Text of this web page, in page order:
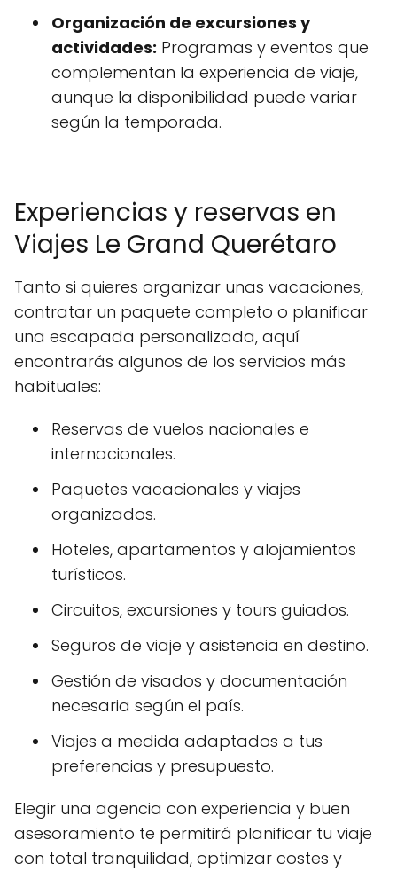
Organización de excursiones y
actividades: Programas y eventos que
complementan la experiencia de viaje,
aunque la disponibilidad puede variar
según la temporada.
Experiencias y reservas en
Viajes Le Grand Querétaro
Tanto si quieres organizar unas vacaciones,
contratar un paquete completo o planificar
una escapada personalizada, aquí
encontrarás algunos de los servicios más
habituales:
Reservas de vuelos nacionales e
internacionales.
Paquetes vacacionales y viajes
organizados.
Hoteles, apartamentos y alojamientos
turísticos.
Circuitos, excursiones y tours guiados.
Seguros de viaje y asistencia en destino.
Gestión de visados y documentación
necesaria según el país.
Viajes a medida adaptados a tus
preferencias y presupuesto.
Elegir una agencia con experiencia y buen
asesoramiento te permitirá planificar tu viaje
con total tranquilidad, optimizar costes y